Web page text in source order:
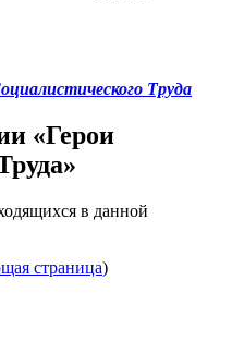
Труда
«Герои
в данной
страница)